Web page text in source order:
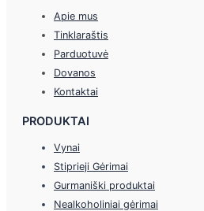
Apie mus
Tinklaraštis
Parduotuvė
Dovanos
Kontaktai
PRODUKTAI
Vynai
Stiprieji Gėrimai
Gurmaniški produktai
Nealkoholiniai gėrimai